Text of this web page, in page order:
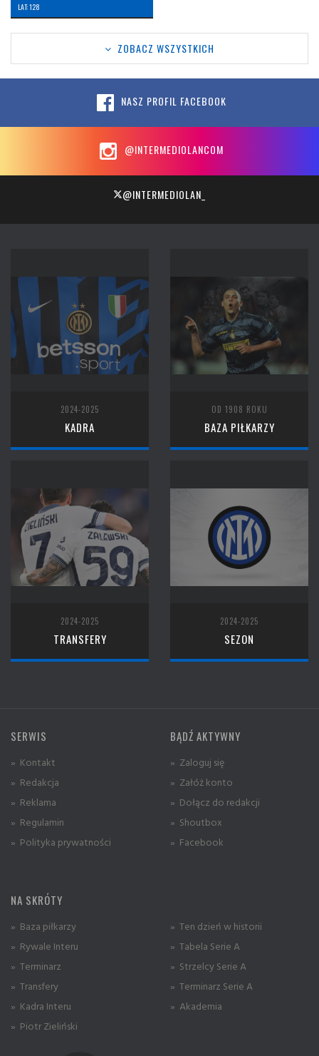
LAT: 128
ZOBACZ WSZYSTKICH
NASZ PROFIL FACEBOOK
@INTERMEDIOLANCOM
@INTERMEDIOLAN_
2024-2025
KADRA
OD 1908 ROKU
BAZA PIŁKARZY
2024-2025
TRANSFERY
2024-2025
SEZON
SERWIS
» Kontakt
» Redakcja
» Reklama
» Regulamin
» Polityka prywatności
BĄDŹ AKTYWNY
» Zaloguj się
» Załóż konto
» Dołącz do redakcji
» Shoutbox
» Facebook
NA SKRÓTY
» Baza piłkarzy
» Rywale Interu
» Terminarz
» Transfery
» Kadra Interu
» Piotr Zieliński
» Ten dzień w historii
» Tabela Serie A
» Strzelcy Serie A
» Terminarz Serie A
» Akademia